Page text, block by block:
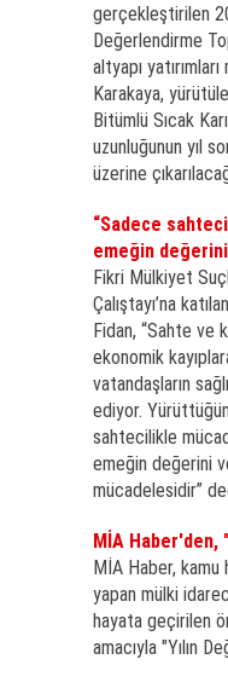
gerçekleştirilen
Değerlendirme
altyapı yatırımları
Karakaya,
Bitümlü Sıcak
uzunluğunun yıl
üzerine
“Sadece
emeğin
Fikri Mülkiyet
Çalıştayı’na
Fidan, “Sahte ve
ekonomik
vatandaşların
ediyor.
sahtecilikle
emeğin değerini
mücadelesidir”
MİA Haber'den,
MİA Haber,
yapan mülki
hayata geçirilen
amacıyla "Yılın